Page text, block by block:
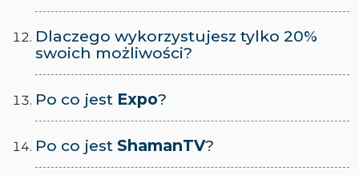
Dlaczego wykorzystujesz tylko 20%
swoich możliwości?
Po co jest Expo?
Po co jest ShamanTV?